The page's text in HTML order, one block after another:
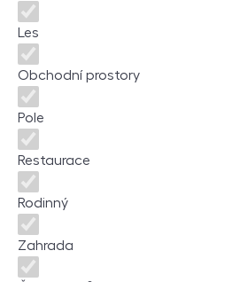
Les
Obchodní prostory
Pole
Restaurace
Rodinný
Zahrada